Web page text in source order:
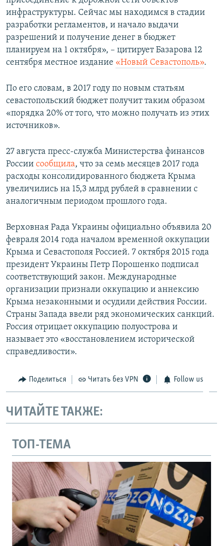
инфраструктуры. Сейчас мы находимся в стадии
разработки регламентов, и начало выдачи
разрешений и получение денег в бюджет
планируем на 1 октября», – цитирует Базарова 12
сентября местное издание «Новый Севастополь».
По его словам, в 2017 году по новым статьям
севастопольский бюджет получит таким образом
«порядка 20% от того, что можно получать из этих
источников».
27 августа пресс-служба Министерства финансов
России сообщила, что за семь месяцев 2017 года
расходы консолидированного бюджета Крыма
увеличились на 15,3 млрд рублей в сравнении с
аналогичным периодом прошлого года.
Верховная Рада Украины официально объявила 20
февраля 2014 года началом временной оккупации
Крыма и Севастополя Россией. 7 октября 2015 года
президент Украины Петр Порошенко подписал
соответствующий закон. Международные
организации признали оккупацию и аннексию
Крыма незаконными и осудили действия России.
Страны Запада ввели ряд экономических санкций.
Россия отрицает оккупацию полуострова и
называет это «восстановлением исторической
справедливости».
Поделиться Читать без VPN Follow us
ЧИТАЙТЕ ТАКЖЕ:
ТОП-ТЕМА